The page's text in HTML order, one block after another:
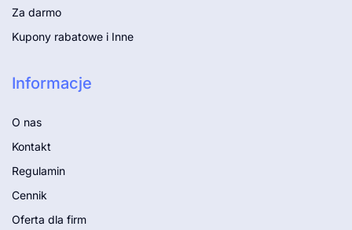
Za darmo
Kupony rabatowe i Inne
Informacje
O nas
Kontakt
Regulamin
Cennik
Oferta dla firm